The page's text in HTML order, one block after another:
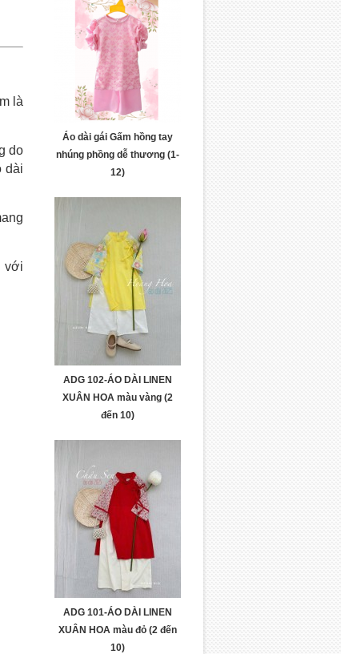
là
do
dài
với
Áo dài gái Gấm hồng tay
nhúng phồng dễ thương (1-
12)
ADG 102-ÁO DÀI LINEN
XUÂN HOA màu vàng (2
đến 10)
ADG 101-ÁO DÀI LINEN
XUÂN HOA màu đỏ (2 đến
10)